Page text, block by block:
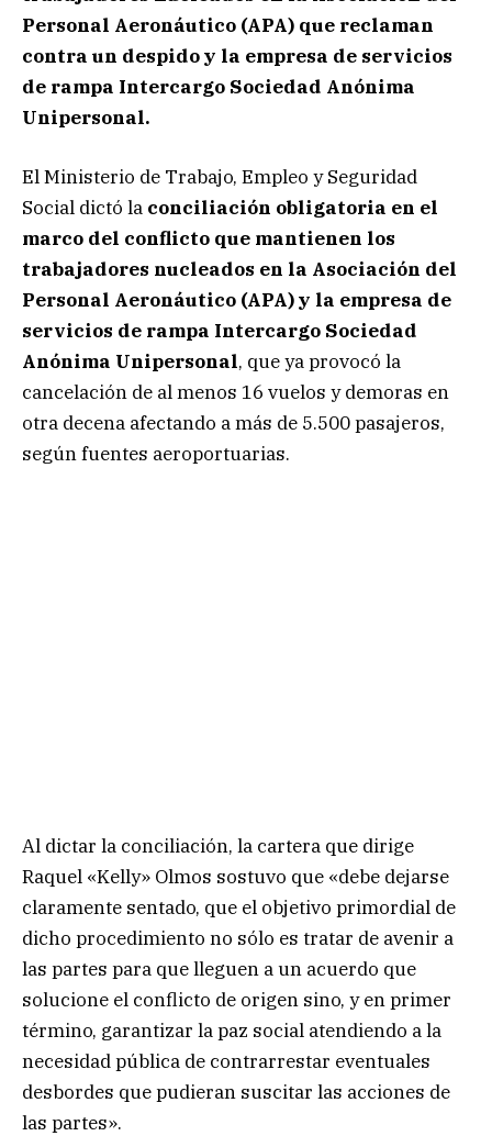
Personal Aeronáutico (APA) que reclaman
contra un despido y la empresa de servicios
de rampa Intercargo Sociedad Anónima
Unipersonal.
El Ministerio de Trabajo, Empleo y Seguridad
Social dictó la conciliación obligatoria en el
marco del conflicto que mantienen los
trabajadores nucleados en la Asociación del
Personal Aeronáutico (APA) y la empresa de
servicios de rampa Intercargo Sociedad
Anónima Unipersonal, que ya provocó la
cancelación de al menos 16 vuelos y demoras en
otra decena afectando a más de 5.500 pasajeros,
según fuentes aeroportuarias.
Al dictar la conciliación, la cartera que dirige
Raquel «Kelly» Olmos sostuvo que «debe dejarse
claramente sentado, que el objetivo primordial de
dicho procedimiento no sólo es tratar de avenir a
las partes para que lleguen a un acuerdo que
solucione el conflicto de origen sino, y en primer
término, garantizar la paz social atendiendo a la
necesidad pública de contrarrestar eventuales
desbordes que pudieran suscitar las acciones de
las partes».